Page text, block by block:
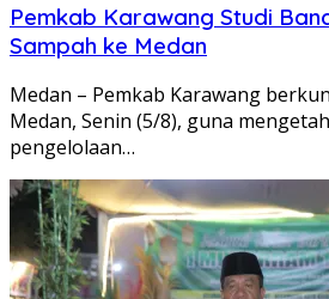
Pemkab Karawang Studi
Sampah ke Medan
Medan – Pemkab Karawang
Medan, Senin (5/8), guna
pengelolaan…